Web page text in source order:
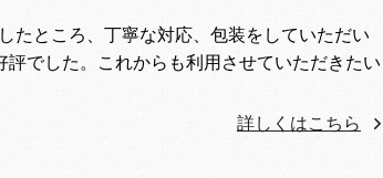
たところ、丁寧な対応、包装をしていただい
でした。これからも利用させていただきたい
詳しくはこちら